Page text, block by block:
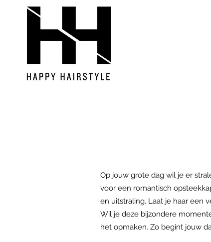
Op jouw grote dag wil je er
voor een romantisch
en uitstraling. Laat je haar een
Wil je deze bijzondere
het opmaken. Zo begint jouw